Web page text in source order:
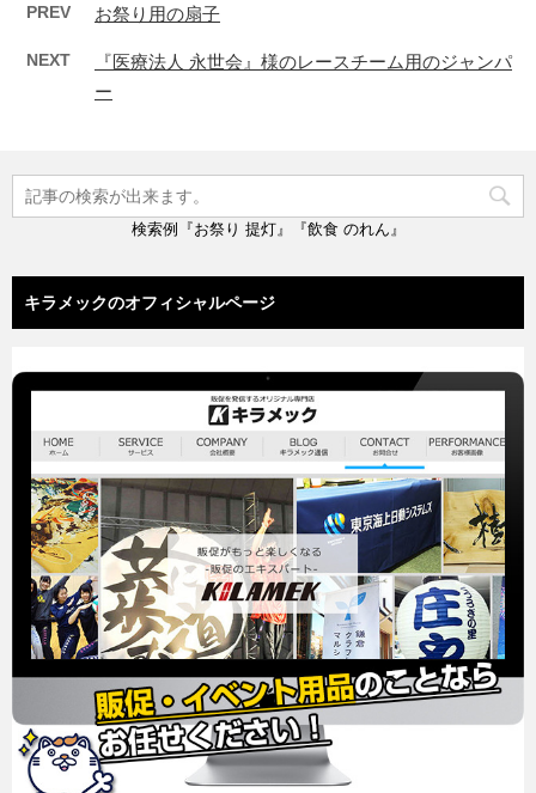
PREV お祭り用の扇子
NEXT
『医療法人 永世会』様のレースチーム用のジャンパ
ー
検索例『お祭り 提灯』『飲食 のれん』
キラメックのオフィシャルページ